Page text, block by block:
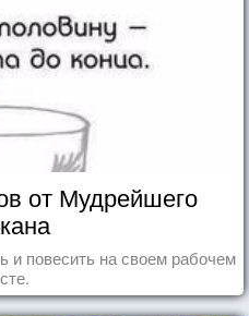
от Мудрейшего
и повесить на своем рабочем